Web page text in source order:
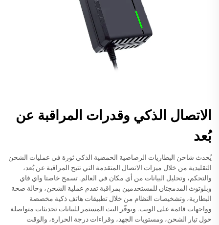
الاتصال الذكي وقدرات المراقبة عن
بُعد
يُحدث شاحن البطاريات الرصاصية الحمضية الذكي ثورة في عمليات الشحن
التقليدية من خلال ميزات الاتصال المتقدمة التي تتيح المراقبة عن بُعد،
والتحكم، وتحليل البيانات من أي مكان في العالم. تسمح خاصتا واي فاي
وبلوتوث المدمجتان للمستخدمين بمراقبة تقدم عملية الشحن، وحالة صحة
البطارية، وتشخيصات النظام من خلال تطبيقات هاتف ذكية مخصصة
وواجهات قائمة على الويب. ويوفّر البث المستمر للبيانات تحديثات متواصلة
حول تيار الشحن، ومستويات الجهد، وقراءات درجة الحرارة، والوقت